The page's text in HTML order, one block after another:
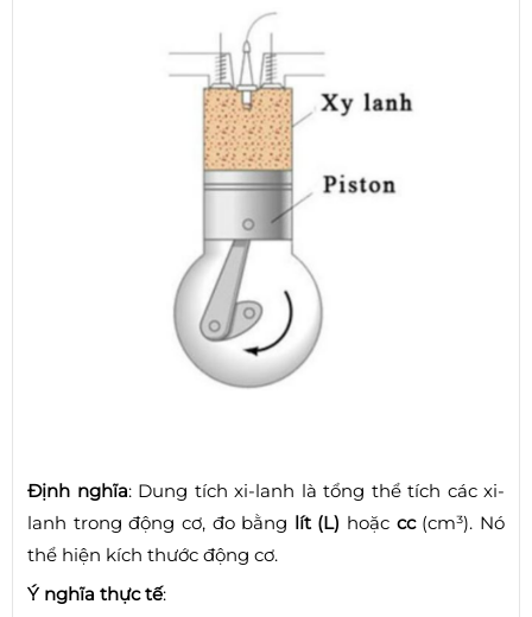
Định nghĩa: Dung tích xi-lanh là tổng thể tích các xi-
lanh trong động cơ, đo bằng lít (L) hoặc cc(cm³). Nó
thể hiện kích thước động cơ.
Ý nghĩa thực tế: